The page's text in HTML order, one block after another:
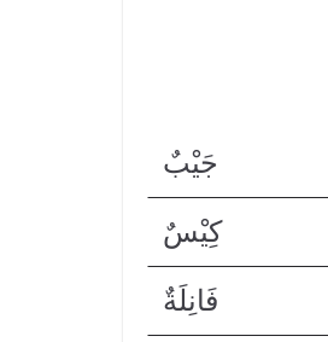
جَيْبٌ
كِيْسٌ
فَانِلَةٌ